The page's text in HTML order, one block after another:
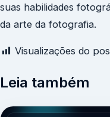
suas habilidades
da arte da fotografia.
Visualizações do
Leia também